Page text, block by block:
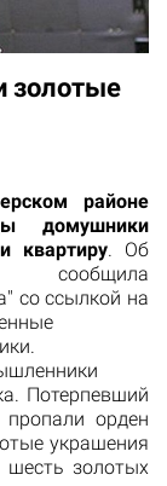
золотые
районе
домушники
квартиру. Об
сообщила
со ссылкой на
Потерпевший
орден
украшения
шесть золотых